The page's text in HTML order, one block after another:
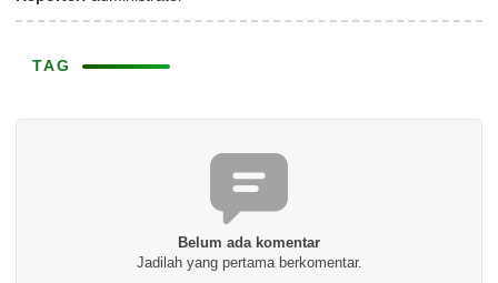
TAG
Belum ada komentar
Jadilah yang pertama berkomentar.